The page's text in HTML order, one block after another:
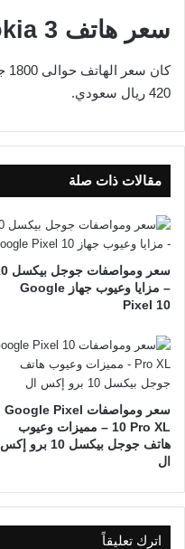
سعر هاتف Nokia 3 في عام 2017
420 ريال سعودي.
مقالات ذات صلة
سعر
– مزايا وعيوب جهاز Google
Pixel 10
سعر ومواصفات Google Pixel
10 Pro XL – مميزات وعيوب
هاتف جوجل بيكسل 10 برو إكس
ال
اترك تعليقاً